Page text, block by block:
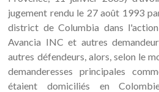
jugement rendu le 27 août 1993
district de Columbia dans
Avancia INC et autres
autres défendeurs, alors, selon le
demanderesses principales
étaient domiciliés en